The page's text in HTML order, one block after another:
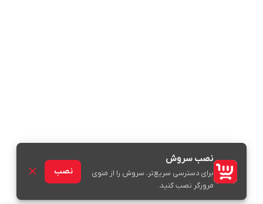
نصب سروش
برای دسترسی سریع‌تر، سروش را از منوی
مرورگر نصب کنید.
نصب